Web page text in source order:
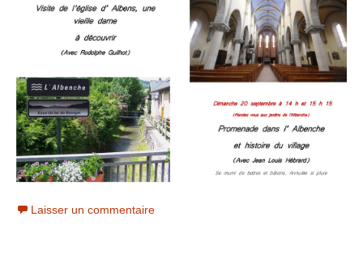
Laisser un commentaire